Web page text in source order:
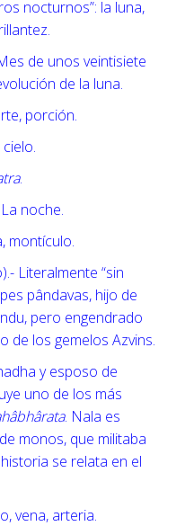
nocturnos”: la luna,
de unos veintisiete
de la luna.
porción.
.
noche.
montículo.
Literalmente “sin
pândavas, hijo de
pero engendrado
de los gemelos Azvins.
y esposo de
uno de los más
. Nala es
monos, que militaba
se relata en el
vena, arteria.